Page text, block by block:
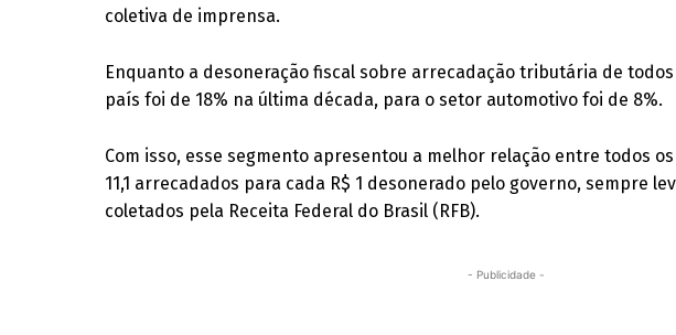
coletiva de imprensa.
Enquanto a desoneração fiscal sobre arrecadação tributária de
país foi de 18% na última década, para o setor automotivo foi de 8%.
Com isso, esse segmento apresentou a melhor relação entre todos
11,1 arrecadados para cada R$ 1 desonerado pelo governo, sempre
coletados pela Receita Federal do Brasil (RFB).
- Publicidade -